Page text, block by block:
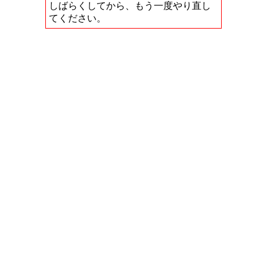
しばらくしてから、もう一度やり直し
てください。